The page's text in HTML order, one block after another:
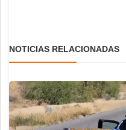
NOTICIAS RELACIONADAS